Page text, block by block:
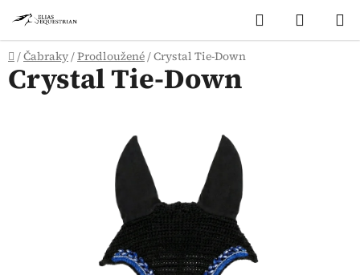
na
obsah
Hledat
KOŠÍK
Domů
/Čabraky/Prodloužené/Crystal Tie-Down
Crystal Tie-Down